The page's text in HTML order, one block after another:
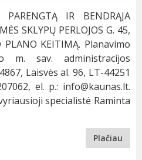
PARENGTĄ IR BENDRĄJA
SKLYPŲ PERLOJOS G. 45,
PLANO KEITIMĄ. Planavimo
m. sav. administracijos
Laisvės al. 96, LT-44251
el. p.: info@kaunas.lt.
specialistė Raminta
Plačiau